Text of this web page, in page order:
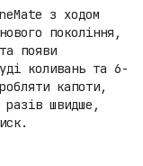
з ходом
покоління,
появи
коливань та 6-
капоти,
швидше,